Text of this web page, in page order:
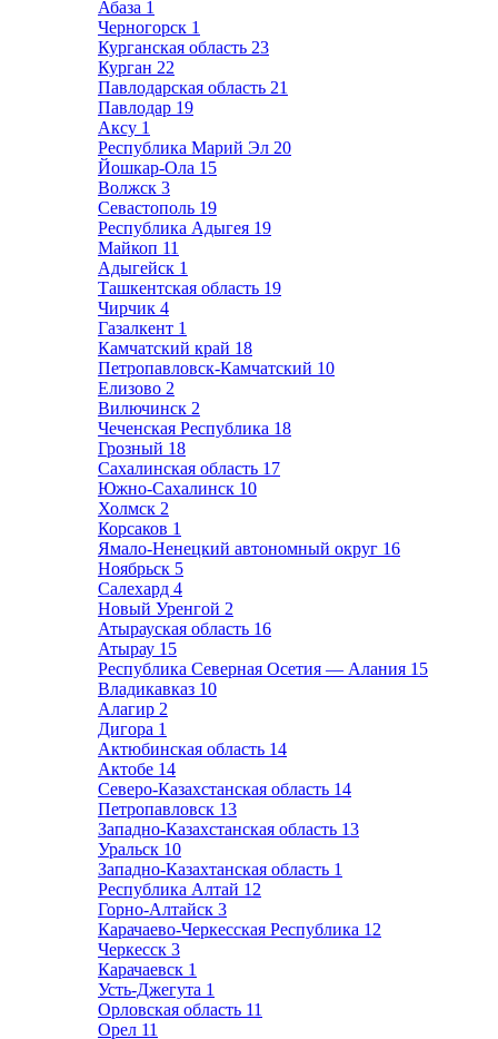
Абаза 1
Черногорск 1
Курганская область 23
Курган 22
Павлодарская область 21
Павлодар 19
Аксу 1
Республика Марий Эл 20
Йошкар-Ола 15
Волжск 3
Севастополь 19
Республика Адыгея 19
Майкоп 11
Адыгейск 1
Ташкентская область 19
Чирчик 4
Газалкент 1
Камчатский край 18
Петропавловск-Камчатский 10
Елизово 2
Вилючинск 2
Чеченская Республика 18
Грозный 18
Сахалинская область 17
Южно-Сахалинск 10
Холмск 2
Корсаков 1
Ямало-Ненецкий автономный округ 16
Ноябрьск 5
Салехард 4
Новый Уренгой 2
Атырауская область 16
Атырау 15
Республика Северная Осетия — Алания 15
Владикавказ 10
Алагир 2
Дигора 1
Актюбинская область 14
Актобе 14
Северо-Казахстанская область 14
Петропавловск 13
Западно-Казахстанская область 13
Уральск 10
Западно-Казахтанская область 1
Республика Алтай 12
Горно-Алтайск 3
Карачаево-Черкесская Республика 12
Черкесск 3
Карачаевск 1
Усть-Джегута 1
Орловская область 11
Орел 11